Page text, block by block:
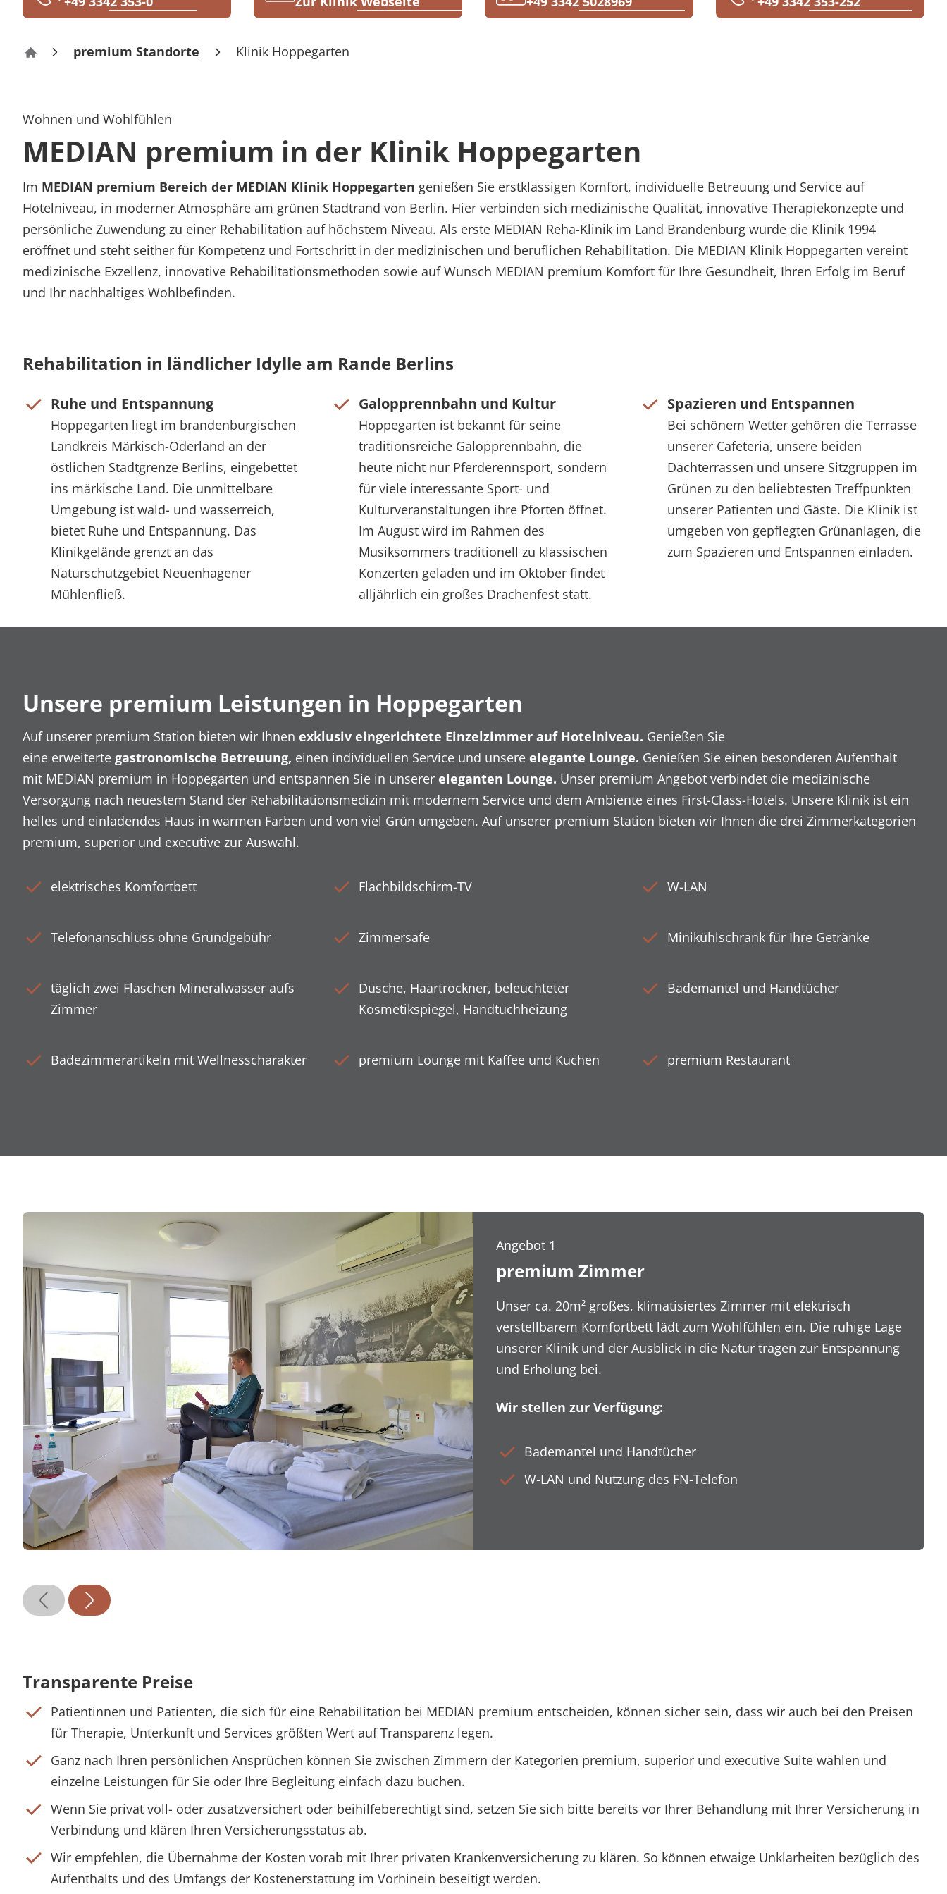
MEDIAN premium
premium Standorte Klinik Hoppegarten
Wohnen und Wohlfühlen
MEDIAN premium in der Klinik Hoppegarten
Im MEDIAN premium Bereich der MEDIAN Klinik Hoppegarten genießen Sie erstklassigen Komfort, individuelle Betreuung und Service auf
Hotelniveau, in moderner Atmosphäre am grünen Stadtrand von Berlin. Hier verbinden sich medizinische Qualität, innovative Therapiekonzepte und
persönliche Zuwendung zu einer Rehabilitation auf höchstem Niveau. Als erste MEDIAN Reha-Klinik im Land Brandenburg wurde die Klinik 1994
eröffnet und steht seither für Kompetenz und Fortschritt in der medizinischen und beruflichen Rehabilitation. Die MEDIAN Klinik Hoppegarten vereint
medizinische Exzellenz, innovative Rehabilitationsmethoden sowie auf Wunsch MEDIAN premium Komfort für Ihre Gesundheit, Ihren Erfolg im Beruf
und Ihr nachhaltiges Wohlbefinden.
Rehabilitation in ländlicher Idylle am Rande Berlins
Ruhe und Entspannung
Hoppegarten liegt im brandenburgischen
Landkreis Märkisch-Oderland an der
östlichen Stadtgrenze Berlins, eingebettet
ins märkische Land. Die unmittelbare
Umgebung ist wald- und wasserreich,
bietet Ruhe und Entspannung. Das
Klinikgelände grenzt an das
Naturschutzgebiet Neuenhagener
Mühlenfließ.
Galopprennbahn und Kultur
Hoppegarten ist bekannt für seine
traditionsreiche Galopprennbahn, die
heute nicht nur Pferderennsport, sondern
für viele interessante Sport- und
Kulturveranstaltungen ihre Pforten öffnet.
Im August wird im Rahmen des
Musiksommers traditionell zu klassischen
Konzerten geladen und im Oktober findet
alljährlich ein großes Drachenfest statt.
Spazieren und Entspannen
Bei schönem Wetter gehören die Terrasse
unserer Cafeteria, unsere beiden
Dachterrassen und unsere Sitzgruppen im
Grünen zu den beliebtesten Treffpunkten
unserer Patienten und Gäste. Die Klinik ist
umgeben von gepflegten Grünanlagen, die
zum Spazieren und Entspannen einladen.
Unsere premium Leistungen in Hoppegarten
Auf unserer premium Station bieten wir Ihnen exklusiv eingerichtete Einzelzimmer auf Hotelniveau. Genießen Sie
eine erweiterte gastronomische Betreuung, einen individuellen Service und unsere elegante Lounge. Genießen Sie einen besonderen Aufenthalt
mit MEDIAN premium in Hoppegarten und entspannen Sie in unserer eleganten Lounge. Unser premium Angebot verbindet die medizinische
Versorgung nach neuestem Stand der Rehabilitationsmedizin mit modernem Service und dem Ambiente eines First-Class-Hotels. Unsere Klinik ist ein
helles und einladendes Haus in warmen Farben und von viel Grün umgeben. Auf unserer premium Station bieten wir Ihnen die drei Zimmerkategorien
premium, superior und executive zur Auswahl.
elektrisches Komfortbett Flachbildschirm-TV W-LAN
Telefonanschluss ohne Grundgebühr Zimmersafe Minikühlschrank für Ihre Getränke
täglich zwei Flaschen Mineralwasser aufs
Zimmer
Dusche, Haartrockner, beleuchteter
Kosmetikspiegel, Handtuchheizung
Bademantel und Handtücher
Badezimmerartikeln mit Wellnesscharakter premium Lounge mit Kaffee und Kuchen premium Restaurant
Angebot 1
premium Zimmer
Unser ca. 20m² großes, klimatisiertes Zimmer mit elektrisch
verstellbarem Komfortbett lädt zum Wohlfühlen ein. Die ruhige Lage
unserer Klinik und der Ausblick in die Natur tragen zur Entspannung
und Erholung bei.
Wir stellen zur Verfügung:
Bademantel und Handtücher
W-LAN und Nutzung des FN-Telefon
Transparente Preise
Patientinnen und Patienten, die sich für eine Rehabilitation bei MEDIAN premium entscheiden, können sicher sein, dass wir auch bei den Preisen
für Therapie, Unterkunft und Services größten Wert auf Transparenz legen.
Ganz nach Ihren persönlichen Ansprüchen können Sie zwischen Zimmern der Kategorien premium, superior und executive Suite wählen und
einzelne Leistungen für Sie oder Ihre Begleitung einfach dazu buchen.
Wenn Sie privat voll- oder zusatzversichert oder beihilfeberechtigt sind, setzen Sie sich bitte bereits vor Ihrer Behandlung mit Ihrer Versicherung in
Verbindung und klären Ihren Versicherungsstatus ab.
Wir empfehlen, die Übernahme der Kosten vorab mit Ihrer privaten Krankenversicherung zu klären. So können etwaige Unklarheiten bezüglich des
Aufenthalts und des Umfangs der Kostenerstattung im Vorhinein beseitigt werden.